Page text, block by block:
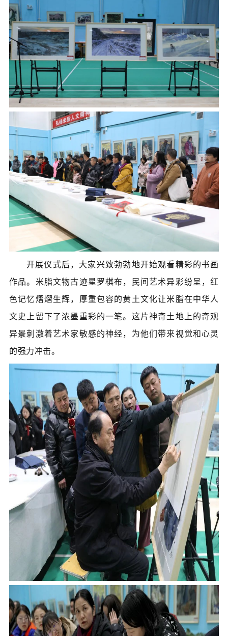
开展仪式后，大家兴致勃勃地开始观看精彩的书画
作品。米脂文物古迹星罗棋布，民间艺术异彩纷呈，红
色记忆熠熠生辉，厚重包容的黄土文化让米脂在中华人
文史上留下了浓墨重彩的一笔。这片神奇土地上的奇观
异景刺激着艺术家敏感的神经，为他们带来视觉和心灵
的强力冲击。